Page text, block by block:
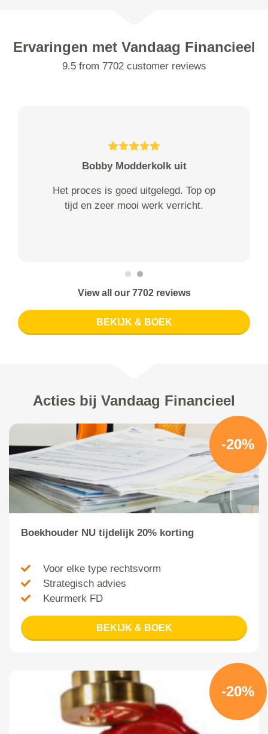
Ervaringen met Vandaag Financieel
9.5 from 7702 customer reviews
Bobby Modderkolk uit
Het proces is goed uitgelegd. Top op
tijd en zeer mooi werk verricht.
View all our 7702 reviews
BEKIJK & BOEK
Acties bij Vandaag Financieel
-20%
Boekhouder NU tijdelijk 20% korting
Voor elke type rechtsvorm
Strategisch advies
Keurmerk FD
BEKIJK & BOEK
-20%